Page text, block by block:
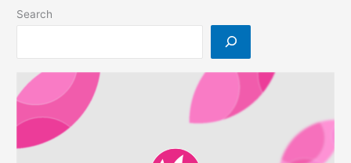
Kembali
Shah
Alam!
Search